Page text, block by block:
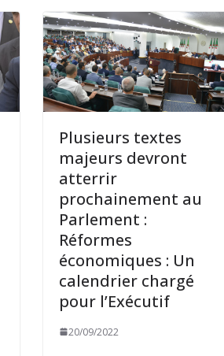
Plusieurs textes
majeurs devront
atterrir
prochainement au
Parlement :
Réformes
économiques : Un
calendrier chargé
pour l’Exécutif
20/09/2022